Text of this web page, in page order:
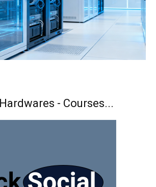
- Courses...